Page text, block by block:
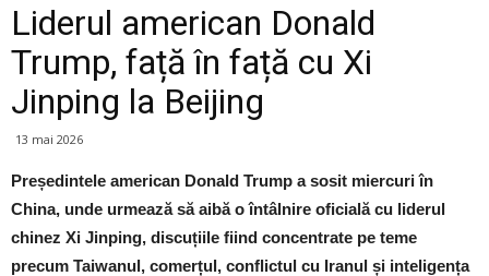
Liderul american Donald
Trump, față în față cu Xi
Jinping la Beijing
13 mai 2026
Președintele american Donald Trump a sosit miercuri în
China, unde urmează să aibă o întâlnire oficială cu liderul
chinez Xi Jinping, discuțiile fiind concentrate pe teme
precum Taiwanul, comerțul, conflictul cu Iranul și inteligența